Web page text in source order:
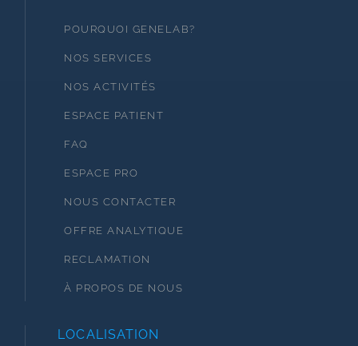
POURQUOI GENELAB?
NOS SERVICES
NOS ACTIVITÉS
ESPACE PATIENT
FAQ
ESPACE PRO
NOUS CONTACTER
OFFRE ANALYTIQUE
RECLAMATION
À PROPOS DE NOUS
LOCALISATION